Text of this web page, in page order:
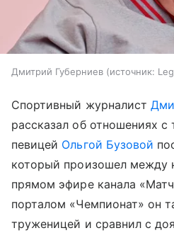
Дмитрий Губерниев источник:
Спортивный журналист
рассказал об отношениях с
певицей Ольгой Бузовой
который произошел между
прямом эфире канала
порталом «Чемпионат» он
труженицей и сравнил с